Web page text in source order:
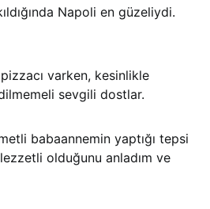
Napoli en güzeliydi.
varken, kesinlikle
sevgili dostlar.
babaannemin yaptığı tepsi
olduğunu anladım ve